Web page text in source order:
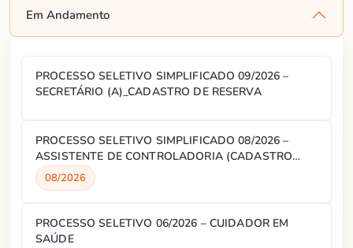
Em Andamento
PROCESSO SELETIVO SIMPLIFICADO 09/2026 –
SECRETÁRIO (A)_CADASTRO DE RESERVA
PROCESSO SELETIVO SIMPLIFICADO 08/2026 –
ASSISTENTE DE CONTROLADORIA (CADASTRO
RESERVA)
08/2026
PROCESSO SELETIVO 06/2026 – CUIDADOR EM
SAÚDE